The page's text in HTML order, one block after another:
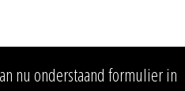
nu onderstaand formulier in